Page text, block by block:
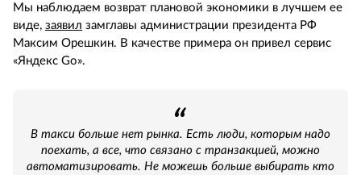
Мы наблюдаем возврат плановой экономики в лучшем ее
виде, заявил замглавы администрации президента РФ
Максим Орешкин. В качестве примера он привел сервис
«Яндекс Go».
В такси больше нет рынка. Есть люди, которым надо
поехать, а все, что связано с транзакцией, можно
автоматизировать. Не можешь больше выбирать кто